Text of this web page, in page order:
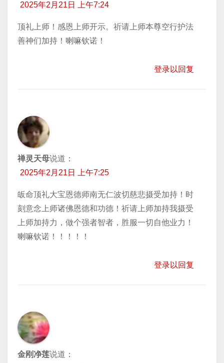
2025年2月21日 上午7:24
顶礼上师！感恩上师开示。祈请上师本尊空行护法
善神们加持！喇嘛钦诺！
登录以回复
禅灵天母说道：
2025年2月21日 上午7:25
皈命顶礼大宝恩德师南无仁波切慈悲摄受加持！时
刻意念上师诸佛恩德和功德！祈请上师加持我摄受
上师加持力，做个强者智者，胜服一切自他业力！
喇嘛钦诺！！！！！
登录以回复
金刚净莲说道：